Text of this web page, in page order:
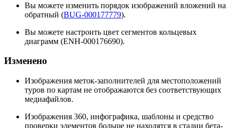
Вы можете изменить порядок изображений вложений на
обратный (BUG-000177779).
Вы можете настроить цвет сегментов кольцевых
диаграмм (ENH-000176690).
Изменено
Изображения меток-заполнителей для местоположений
туров по картам не отображаются без соответствующих
медиафайлов.
Изображения 360, инфографика, шаблоны и средство
проверки элементов больше не находятся в стадии бета-